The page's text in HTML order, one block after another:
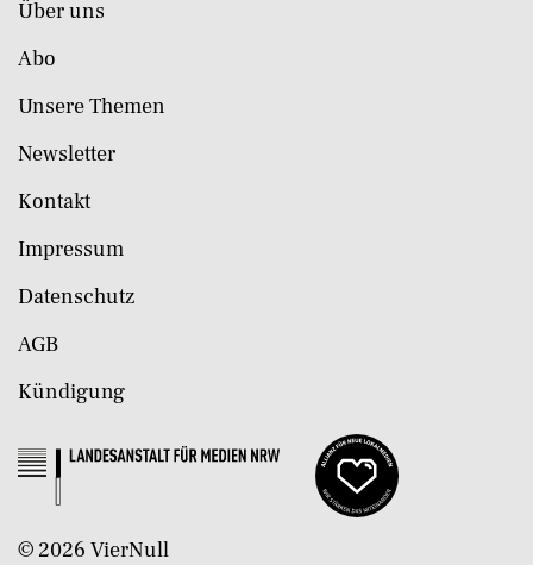
Über uns
Abo
Unsere Themen
Newsletter
Kontakt
Impressum
Datenschutz
AGB
Kündigung
© 2026 VierNull